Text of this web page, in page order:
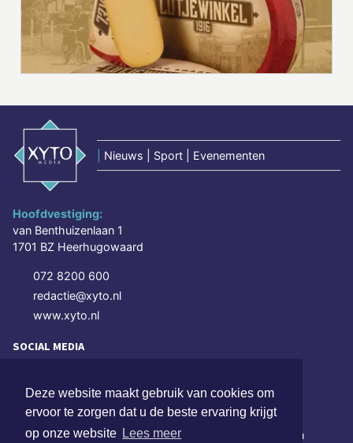
Deze website maakt gebruik van cookies om
ervoor te zorgen dat u de beste ervaring krijgt
op onze website Lees meer
Nieuws | Sport | Evenementen
Hoofdvestiging:
van Benthuizenlaan 1
1701 BZ Heerhugowaard
072 8200 600
redactie@xyto.nl
www.xyto.nl
SOCIAL MEDIA
NIEUWSBRIEF AANMELDEN
Schrijf je in voor onze nieuwsbrief en krijg wekelijks een